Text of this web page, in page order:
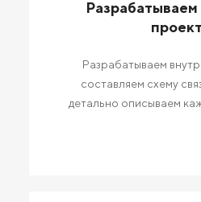
Разрабатываем
Разрабатываем
составляем схему
детально описываем